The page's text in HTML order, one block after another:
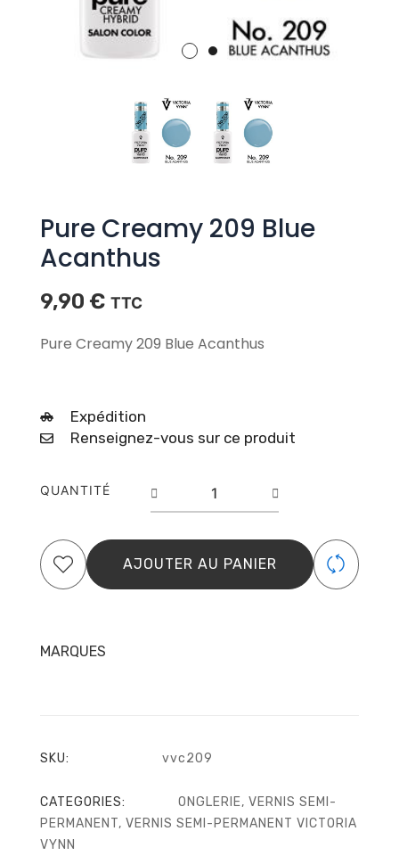
Pure Creamy 209 Blue
Acanthus
9,90 € TTC
Pure Creamy 209 Blue Acanthus
Expédition
Renseignez-vous sur ce produit
QUANTITÉ
Creamy
Blue
Acanthus
AJOUTER AU PANIER
MARQUES
SKU: vvc209
CATEGORIES: ONGLERIE, VERNIS SEMI-
PERMANENT, VERNIS SEMI-PERMANENT VICTORIA
VYNN